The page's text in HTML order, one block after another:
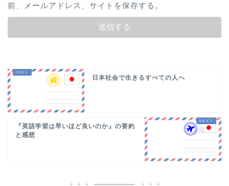
前、メールアドレス、サイトを保存する。
日本社会で生きるすべての人へ
『英語学習は早いほど良いのか』の要約
と感想